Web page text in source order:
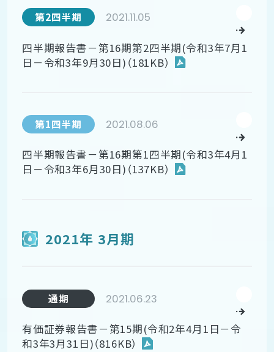
第2四半期 2021.11.05
四半期報告書－第16期第2四半期(令和3年7月1
日－令和3年9月30日)（181KB）
第1四半期 2021.08.06
四半期報告書－第16期第1四半期(令和3年4月1
日－令和3年6月30日)（137KB）
2021年 3月期
通期 2021.06.23
有価証券報告書－第15期(令和2年4月1日－令
和3年3月31日)（816KB）